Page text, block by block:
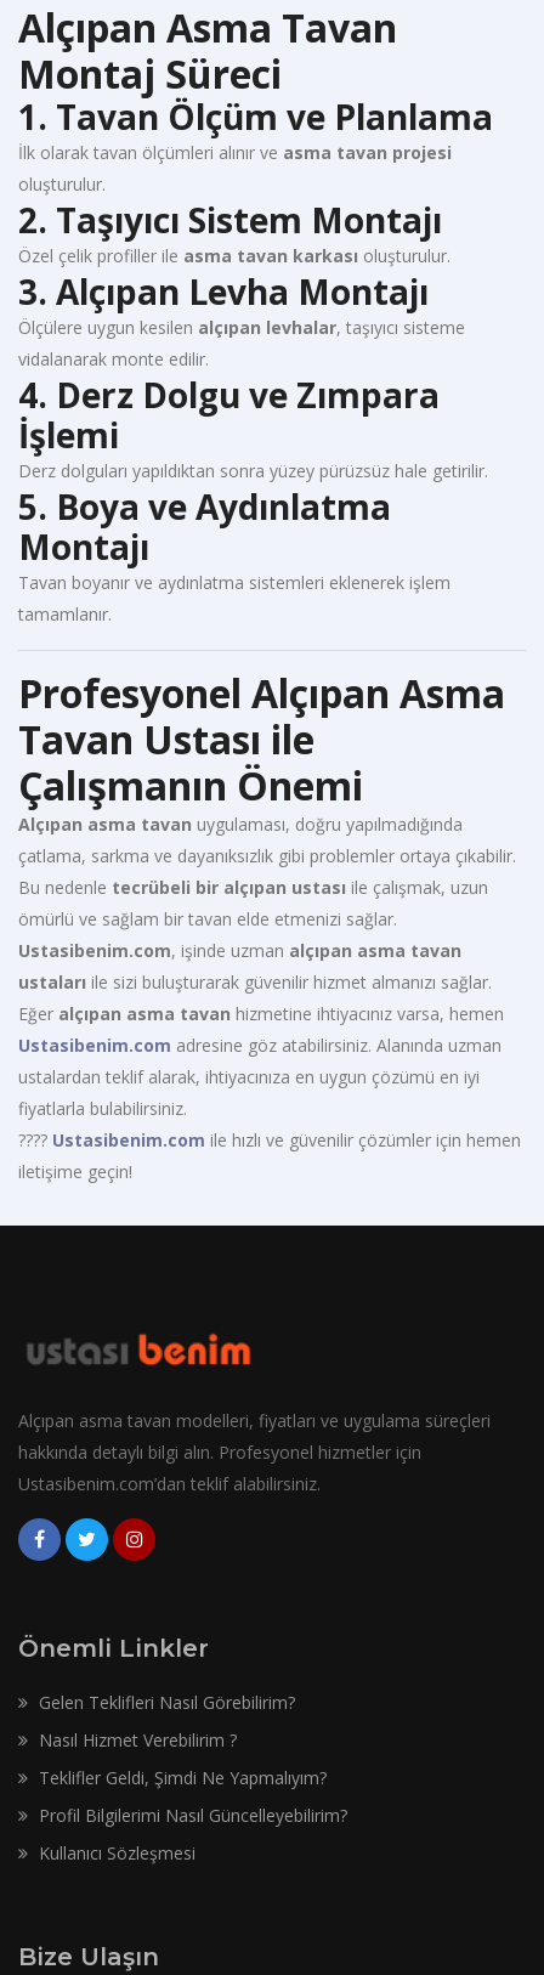
Alçıpan Asma Tavan
Montaj Süreci
1. Tavan Ölçüm ve Planlama
İlk olarak tavan ölçümleri alınır ve asma tavan projesi
oluşturulur.
2. Taşıyıcı Sistem Montajı
Özel çelik profiller ile asma tavan karkası oluşturulur.
3. Alçıpan Levha Montajı
Ölçülere uygun kesilen alçıpan levhalar, taşıyıcı sisteme
vidalanarak monte edilir.
4. Derz Dolgu ve Zımpara
İşlemi
Derz dolguları yapıldıktan sonra yüzey pürüzsüz hale getirilir.
5. Boya ve Aydınlatma
Montajı
Tavan boyanır ve aydınlatma sistemleri eklenerek işlem
tamamlanır.
Profesyonel Alçıpan Asma
Tavan Ustası ile
Çalışmanın Önemi
Alçıpan asma tavan uygulaması, doğru yapılmadığında
çatlama, sarkma ve dayanıksızlık gibi problemler ortaya çıkabilir.
Bu nedenle tecrübeli bir alçıpan ustası ile çalışmak, uzun
ömürlü ve sağlam bir tavan elde etmenizi sağlar.
Ustasibenim.com, işinde uzman alçıpan asma tavan
ustaları ile sizi buluşturarak güvenilir hizmet almanızı sağlar.
Eğer alçıpan asma tavan hizmetine ihtiyacınız varsa, hemen
Ustasibenim.com adresine göz atabilirsiniz. Alanında uzman
ustalardan teklif alarak, ihtiyacınıza en uygun çözümü en iyi
fiyatlarla bulabilirsiniz.
???? Ustasibenim.com ile hızlı ve güvenilir çözümler için hemen
iletişime geçin!
Alçıpan asma tavan modelleri, fiyatları ve uygulama süreçleri
hakkında detaylı bilgi alın. Profesyonel hizmetler için
Ustasibenim.com’dan teklif alabilirsiniz.
Önemli Linkler
Gelen Teklifleri Nasıl Görebilirim?
Nasıl Hizmet Verebilirim ?
Teklifler Geldi, Şimdi Ne Yapmalıyım?
Profil Bilgilerimi Nasıl Güncelleyebilirim?
Kullanıcı Sözleşmesi
Bize Ulaşın